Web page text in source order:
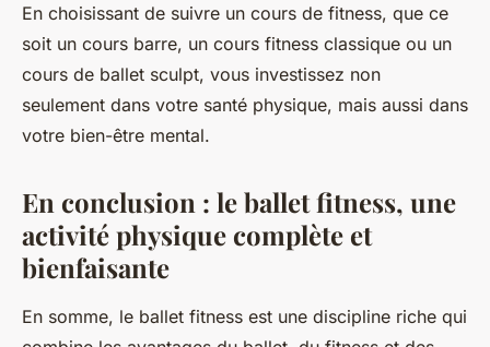
En choisissant de suivre un cours de fitness, que ce
soit un cours barre, un cours fitness classique ou un
cours de ballet sculpt, vous investissez non
seulement dans votre santé physique, mais aussi dans
votre bien-être mental.
En conclusion : le ballet fitness, une
activité physique complète et
bienfaisante
En somme, le ballet fitness est une discipline riche qui